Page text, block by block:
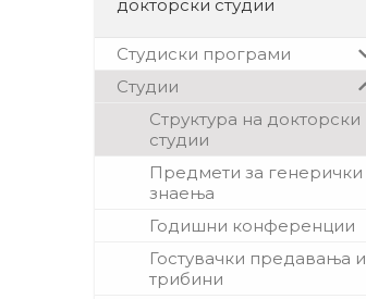
докторски студии
Студиски програми
Студии
Структура на докторски
студии
Предмети за генерички
знаења
Годишни конференции
Гостувачки предавања и
трибини